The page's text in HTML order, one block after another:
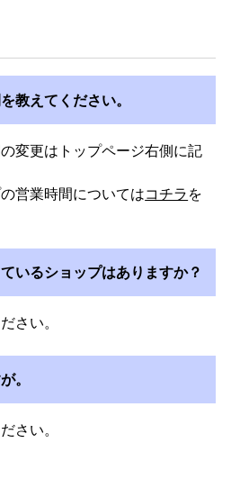
教えてください。
変更はトップページ右側に記
営業時間についてはコチラ を
いるショップはありますか？
さい。
。
さい。